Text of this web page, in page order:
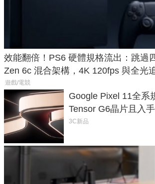
效能翻倍！PS6 硬體規格流出：跳過
Zen 6c 混合架構，4K 120fps 與全光
遊戲/電競
Google Pixel 11全系
Tensor G6晶片且入
元
3C新品